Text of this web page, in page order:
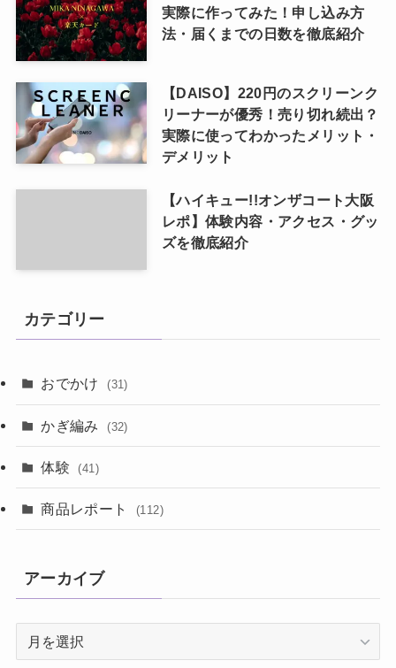
実際に作ってみた！申し込み方
法・届くまでの日数を徹底紹介
【DAISO】220円のスクリーンク
リーナーが優秀！売り切れ続出？
実際に使ってわかったメリット・
デメリット
【ハイキュー!!オンザコート大阪
レポ】体験内容・アクセス・グッ
ズを徹底紹介
カテゴリー
おでかけ (31)
かぎ編み (32)
体験 (41)
商品レポート (112)
アーカイブ